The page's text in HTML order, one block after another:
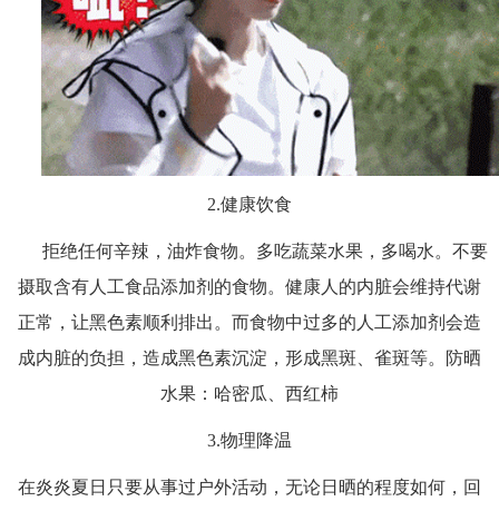
2.健康饮食
拒绝任何辛辣，油炸食物。多吃蔬菜水果，多喝水。不要
摄取含有人工食品添加剂的食物。健康人的内脏会维持代谢
正常，让黑色素顺利排出。而食物中过多的人工添加剂会造
成内脏的负担，造成黑色素沉淀，形成黑斑、雀斑等。防晒
水果：哈密瓜、西红柿
3.物理降温
在炎炎夏日只要从事过户外活动，无论日晒的程度如何，回